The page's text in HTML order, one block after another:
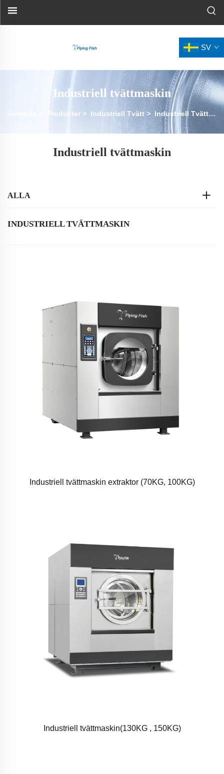
SV
Industriell tvättmaskin
Produkter > Industriell Tvätt > Industriell Tvättmaskin Extraktor
Industriell tvättmaskin
ALLA
INDUSTRIELL TVÄTTMASKIN
Industriell tvättmaskin extraktor (70KG, 100KG)
Industriell tvättmaskin(130KG , 150KG)